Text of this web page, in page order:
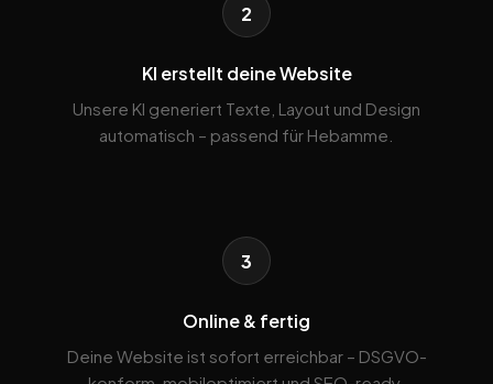
2
KI erstellt deine Website
Unsere KI generiert Texte, Layout und Design
automatisch – passend für Hebamme.
3
Online & fertig
Deine Website ist sofort erreichbar – DSGVO-